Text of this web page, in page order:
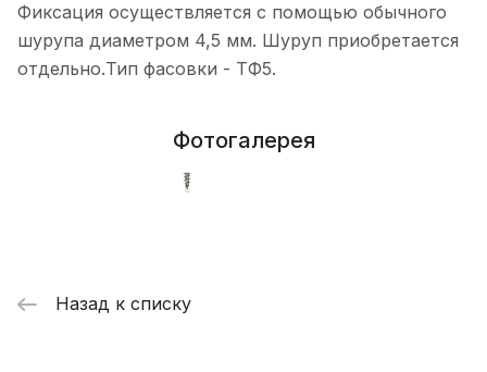
Фиксация осуществляется с помощью обычного
шурупа диаметром 4,5 мм. Шуруп приобретается
отдельно.Тип фасовки - ТФ5.
Фотогалерея
Назад к списку